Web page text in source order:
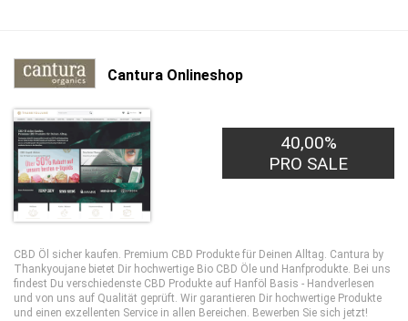
Cantura Onlineshop
40,00%
PRO SALE
CBD Öl sicher kaufen. Premium CBD Produkte für Deinen Alltag. Cantura by
Thankyoujane bietet Dir hochwertige Bio CBD Öle und Hanfprodukte. Bei uns
findest Du verschiedenste CBD Produkte auf Hanföl Basis - Handverlesen
und von uns auf Qualität geprüft. Wir garantieren Dir hochwertige Produkte
und einen exzellenten Service in allen Bereichen. Bewerben Sie sich jetzt!